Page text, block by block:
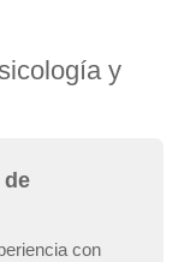
y
con